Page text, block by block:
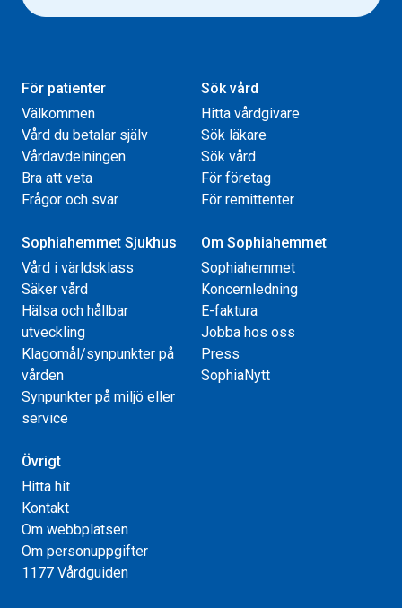
För patienter
Välkommen
Vård du betalar själv
Vårdavdelningen
Bra att veta
Frågor och svar
Sök vård
Hitta vårdgivare
Sök läkare
Sök vård
För företag
För remittenter
Sophiahemmet Sjukhus
Vård i världsklass
Säker vård
Hälsa och hållbar
utveckling
Klagomål/synpunkter på
vården
Synpunkter på miljö eller
service
Om Sophiahemmet
Sophiahemmet
Koncernledning
E-faktura
Jobba hos oss
Press
SophiaNytt
Övrigt
Hitta hit
Kontakt
Om webbplatsen
Om personuppgifter
1177 Vårdguiden